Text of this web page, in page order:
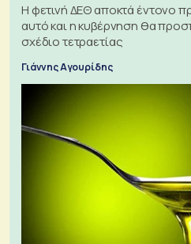
Η φετινή ΔΕΘ αποκτά έντονο
αυτό και η κυβέρνηση θα
σχέδιο τετραετίας
Γιάννης Αγουρίδης